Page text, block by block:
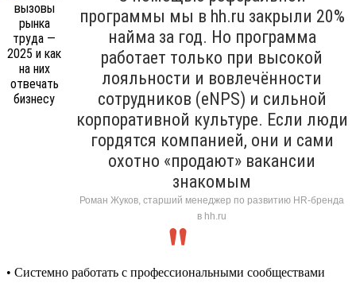
программы мы в hh.ru закрыли 20%
найма за год. Но программа
работает только при высокой
лояльности и вовлечённости
сотрудников (eNPS) и сильной
корпоративной культуре. Если люди
гордятся компанией, они и сами
охотно «продают» вакансии
знакомым
Роман Жуков, старший менеджер по развитию HR-бренда
в hh.ru
• Системно работать с профессиональными сообществами